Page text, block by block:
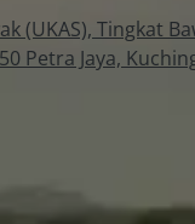
(UKAS), Tingkat
Petra Jaya,